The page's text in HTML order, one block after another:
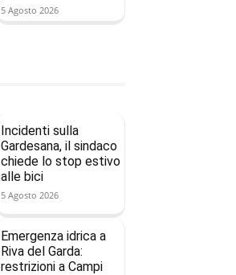
5 Agosto 2026
Incidenti sulla
Gardesana, il sindaco
chiede lo stop estivo
alle bici
5 Agosto 2026
Emergenza idrica a
Riva del Garda:
restrizioni a Campi